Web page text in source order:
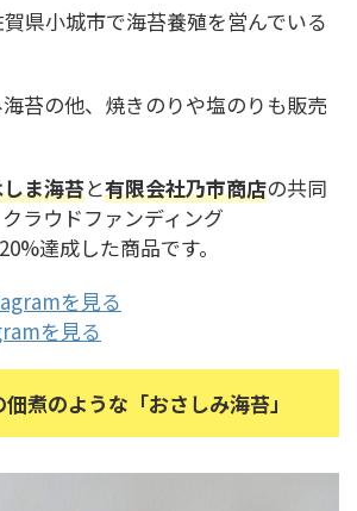
県小城市で海苔養殖を営んでいる
苔の他、焼きのりや塩のりも販売
ま海苔と有限会社乃市商店の共同
ラウドファンディング
達成した商品です。
を見る
を見る
煮のような「おさしみ海苔」